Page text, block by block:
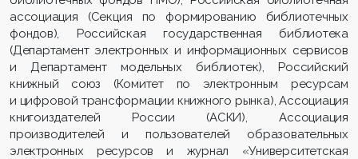
ассоциация (Секция по формированию библиотечных
фондов), Российская государственная библиотека
(Департамент электронных и информационных сервисов
и Департамент модельных библиотек), Российский
книжный союз (Комитет по электронным ресурсам
и цифровой трансформации книжного рынка), Ассоциация
книгоиздателей России (АСКИ), Ассоциация
производителей и пользователей образовательных
электронных ресурсов и журнал «Университетская